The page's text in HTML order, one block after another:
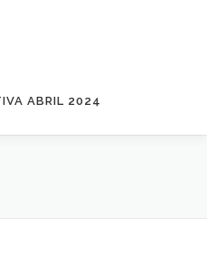
ABRIL 2024